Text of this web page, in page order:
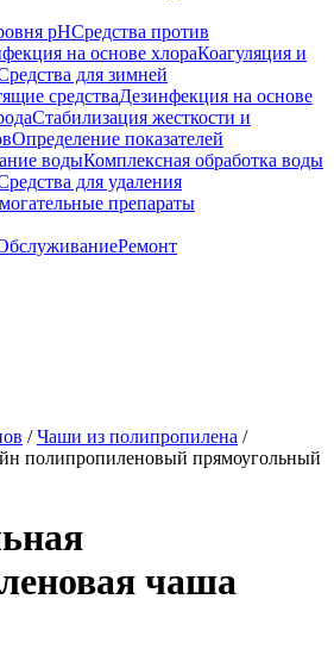
рНСредства против
на основе хлораКоагуляция и
для зимней
средстваДезинфекция на основе
Стабилизация жесткости и
Определение показателей
водыКомплексная обработка воды
для удаления
препараты
Ремонт
/Чаши из полипропилена /
полипропиленовый прямоугольный
чаша